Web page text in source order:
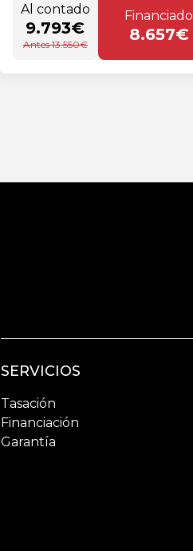
Al contado
9.793€
Antes 13.550€
Financiado
8.657€
SERVICIOS
Tasación
Financiación
Garantía